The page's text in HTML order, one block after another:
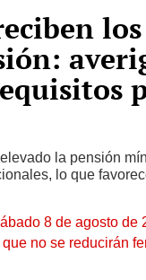
la pensión
lo que
8 de agosto de
no se reducirán